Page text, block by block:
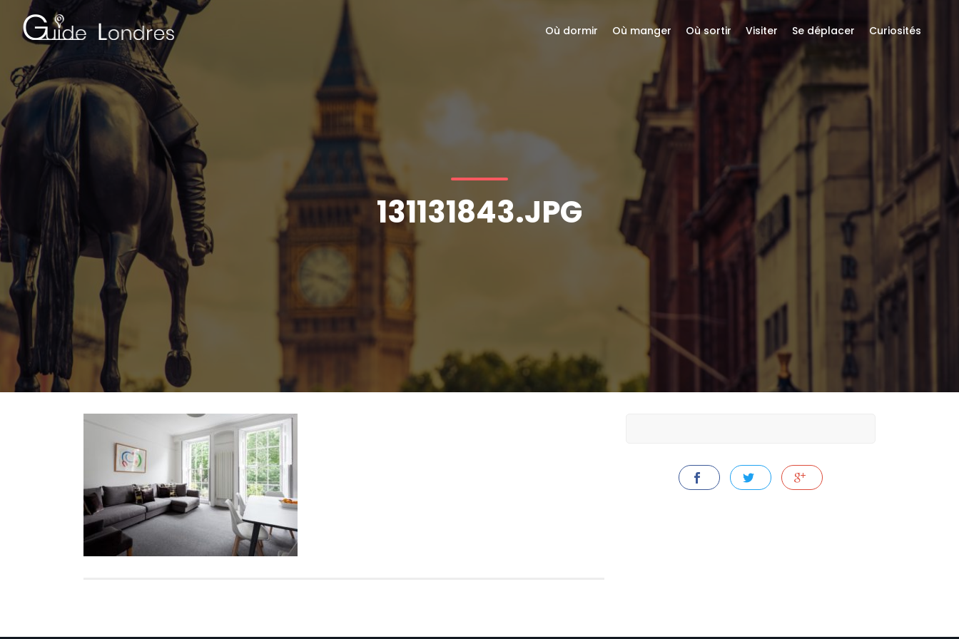
131131843.JPG
Où dormir Où manger Où sortir Visiter Se déplacer Curiosités